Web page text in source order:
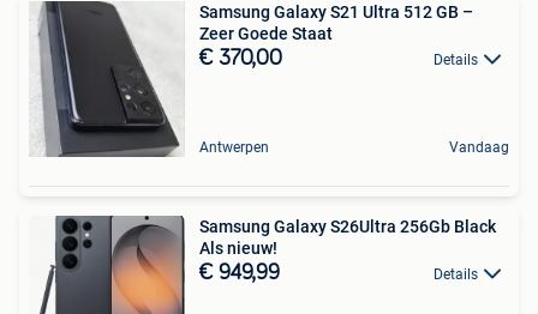
Samsung Galaxy S21 Ultra 512 GB –
Zeer Goede Staat
€ 370,00 Details
Antwerpen Vandaag
Samsung Galaxy S26Ultra 256Gb Black
Als nieuw!
€ 949,99 Details